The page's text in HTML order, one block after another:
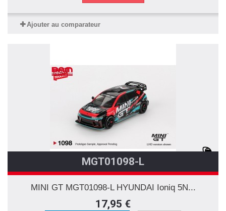
Ajouter au comparateur
MGT01098-L
MINI GT MGT01098-L HYUNDAI Ioniq 5N...
17,95 €